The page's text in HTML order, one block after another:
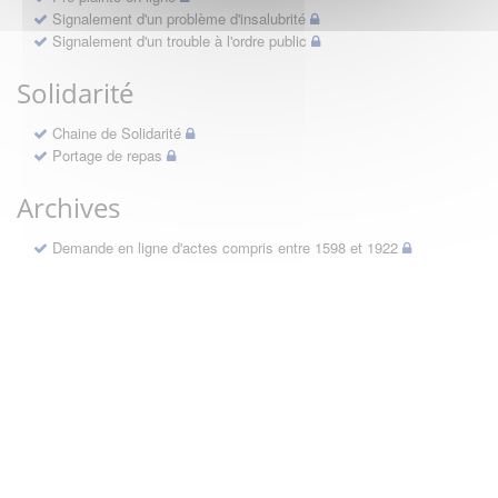
Signalement d'un problème d'insalubrité
Signalement d'un trouble à l'ordre public
Solidarité
Chaine de Solidarité
Portage de repas
Archives
Demande en ligne d'actes compris entre 1598 et 1922